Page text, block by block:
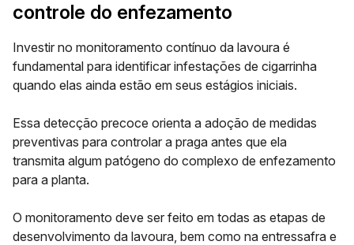
controle do enfezamento
Investir no monitoramento contínuo da lavoura é
fundamental para identificar infestações de cigarrinha
quando elas ainda estão em seus estágios iniciais.
Essa detecção precoce orienta a adoção de medidas
preventivas para controlar a praga antes que ela
transmita algum patógeno do complexo de enfezamento
para a planta.
O monitoramento deve ser feito em todas as etapas de
desenvolvimento da lavoura, bem como na entressafra e